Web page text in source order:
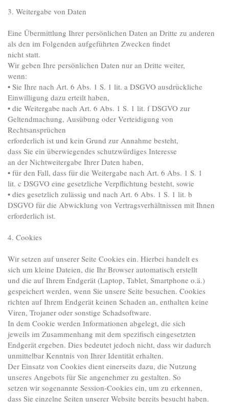
3. Weitergabe von Daten
Eine Übermittlung Ihrer persönlichen Daten an Dritte zu anderen
als den im Folgenden aufgeführten Zwecken findet
nicht statt.
Wir geben Ihre persönlichen Daten nur an Dritte weiter,
wenn:
• Sie Ihre nach Art. 6 Abs. 1 S. 1 lit. a DSGVO ausdrückliche
Einwilligung dazu erteilt haben,
• die Weitergabe nach Art. 6 Abs. 1 S. 1 lit. f DSGVO zur
Geltendmachung, Ausübung oder Verteidigung von
Rechtsansprüchen
erforderlich ist und kein Grund zur Annahme besteht,
dass Sie ein überwiegendes schutzwürdiges Interesse
an der Nichtweitergabe Ihrer Daten haben,
• für den Fall, dass für die Weitergabe nach Art. 6 Abs. 1 S. 1
lit. c DSGVO eine gesetzliche Verpflichtung besteht, sowie
• dies gesetzlich zulässig und nach Art. 6 Abs. 1 S. 1 lit. b
DSGVO für die Abwicklung von Vertragsverhältnissen mit Ihnen
erforderlich ist.
4. Cookies
Wir setzen auf unserer Seite Cookies ein. Hierbei handelt es
sich um kleine Dateien, die Ihr Browser automatisch erstellt
und die auf Ihrem Endgerät (Laptop, Tablet, Smartphone o.ä.)
gespeichert werden, wenn Sie unsere Seite besuchen. Cookies
richten auf Ihrem Endgerät keinen Schaden an, enthalten keine
Viren, Trojaner oder sonstige Schadsoftware.
In dem Cookie werden Informationen abgelegt, die sich
jeweils im Zusammenhang mit dem spezifisch eingesetzten
Endgerät ergeben. Dies bedeutet jedoch nicht, dass wir dadurch
unmittelbar Kenntnis von Ihrer Identität erhalten.
Der Einsatz von Cookies dient einerseits dazu, die Nutzung
unseres Angebots für Sie angenehmer zu gestalten. So
setzen wir sogenannte Session-Cookies ein, um zu erkennen,
dass Sie einzelne Seiten unserer Website bereits besucht haben.